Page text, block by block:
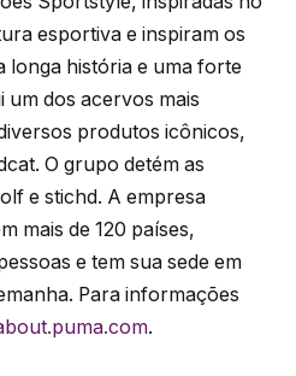
esportiva e inspiram os
longa história e uma forte
um dos acervos mais
produtos icônicos,
O grupo detém as
e stichd. A empresa
mais de 120 países,
e tem sua sede em
Para informações
.